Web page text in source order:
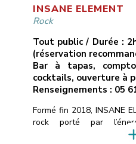
INSANE ELEMENT
Rock
Tout public / Durée :
(réservation
Bar à tapas,
cocktails, ouverture à
Renseignements : 05
Formé fin 2018, INSANE
rock porté par
expérimentés.Puisant